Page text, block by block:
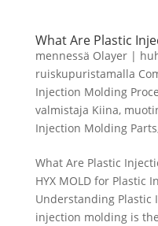
What Are Plastic
mennessä Olayer|
ruiskupuristamalla
Injection Molding
valmistaja Kiina,
Injection Molding Parts
What Are Plastic
HYX MOLD for Plastic
Understanding Plastic
injection molding is